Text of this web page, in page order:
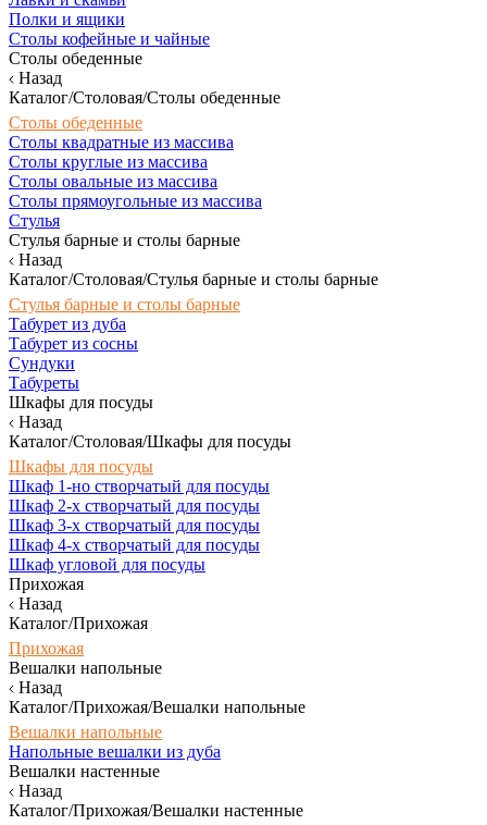
Полки и ящики
Столы кофейные и чайные
Столы обеденные
Назад
Каталог/Столовая/Столы обеденные
Столы обеденные
Столы квадратные из массива
Столы круглые из массива
Столы овальные из массива
Столы прямоугольные из массива
Стулья
Стулья барные и столы барные
Назад
Каталог/Столовая/Стулья барные и столы барные
Стулья барные и столы барные
Табурет из дуба
Табурет из сосны
Сундуки
Табуреты
Шкафы для посуды
Назад
Каталог/Столовая/Шкафы для посуды
Шкафы для посуды
Шкаф 1-но створчатый для посуды
Шкаф 2-х створчатый для посуды
Шкаф 3-х створчатый для посуды
Шкаф 4-х створчатый для посуды
Шкаф угловой для посуды
Прихожая
Назад
Каталог/Прихожая
Прихожая
Вешалки напольные
Назад
Каталог/Прихожая/Вешалки напольные
Вешалки напольные
Напольные вешалки из дуба
Вешалки настенные
Назад
Каталог/Прихожая/Вешалки настенные